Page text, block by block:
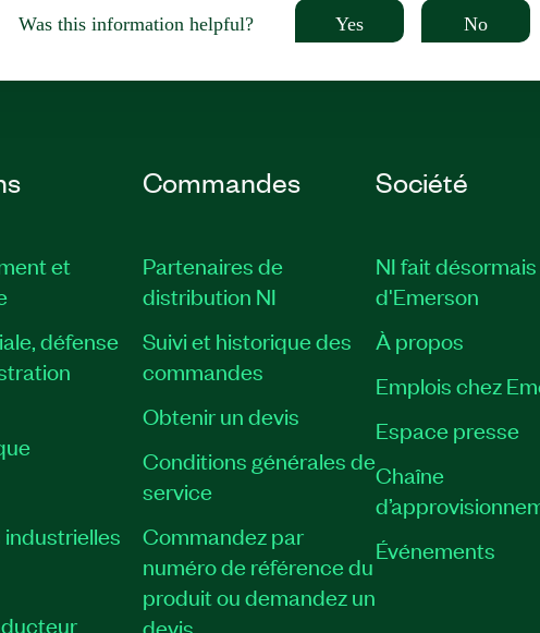
Was this information helpful? Yes No
et
défense
Commandes
Partenaires de
distribution NI
Suivi et historique des
commandes
Obtenir un devis
Conditions générales de
service
Commandez par
numéro de référence du
produit ou demandez un
devis
Société
NI fait
d'Emerson
À propos
Emplois chez
Espace presse
Chaîne
Événements